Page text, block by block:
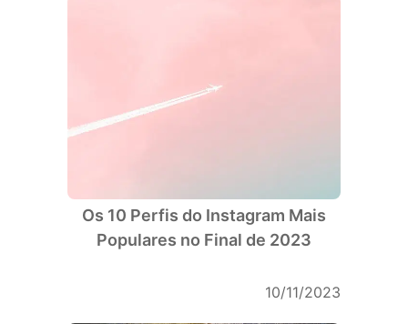
Os 10 Perfis do Instagram Mais
Populares no Final de 2023
10/11/2023